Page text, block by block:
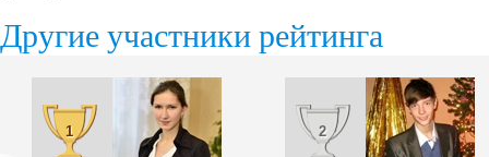
Другие участники рейтинга
1 2